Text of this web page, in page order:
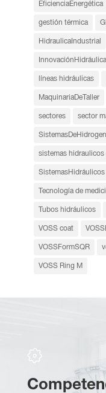
EficienciaEnergética
gestión térmica
HidraulicaIndustrial
InnovaciónHidráulica
líneas hidráulicas
MaquinariaDeTaller
sectores sector
sistemas hidraulicos
SistemasHidráulicos
Tecnología de
Tubos hidráulicos
VOSS coat
VOSSFormSQR
VOSS Ring M